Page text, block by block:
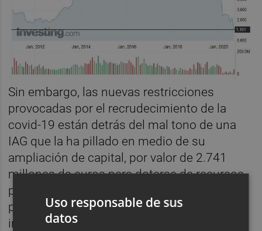
Sin embargo, las nuevas restricciones
provocadas por el recrudecimiento de la
covid-19 están detrás del mal tono de una
IAG que la ha pillado en medio de su
ampliación de capital, por valor de 2.741
millones de euros para dotarse de recursos
para afrontar esta situación, que en un
primer momento fue del agrado de los
inversores. Hasta el punto de caer a
Uso responsable de sus
datos